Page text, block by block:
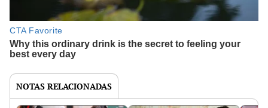
NOTAS RELACIONADAS